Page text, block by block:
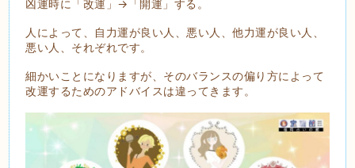
凶運時に「改運」→「開運」する。
人によって、自力運が良い人、悪い人、他力運が良い人、
悪い人、それぞれです。
細かいことになりますが、そのバランスの偏り方によって
改運するためのアドバイスは違ってきます。